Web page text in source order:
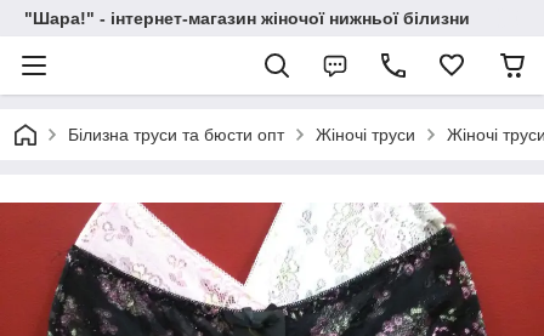
"Шара!" - інтернет-магазин жіночої нижньої білизни
Білизна труси та бюсти опт Жіночі труси Жіночі